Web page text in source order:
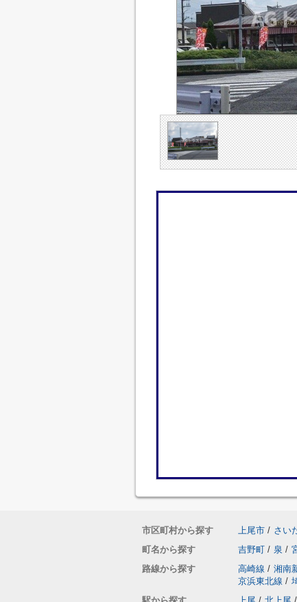
市区町村から探す 上尾市 / さい
町名から探す
吉野町 / 泉 /
路線から探す
高崎線 / 湘南
京浜東北線 /